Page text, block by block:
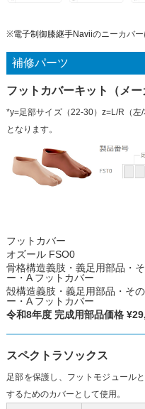
※電子制御膝継手Naviiのニーカバ
補修パーツ
フットカバーキット（メー
*y=足部サイズ（22-30）z=L/R（
となります。
フットカバー
オズール FSO0
骨格構造義肢・義足用部品・
ー・A フットカバー
殻構造義肢・義足用部品・そ
ー・A フットカバー
令和8年度 完成用部品価格
スペクトラソックス
足部を保護し、フットモジュール
するためのカバーとして使用。